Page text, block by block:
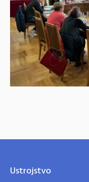
Ustrojstvo